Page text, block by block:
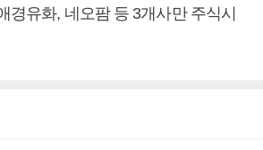
경유화, 네오팜 등 3개사만 주식시